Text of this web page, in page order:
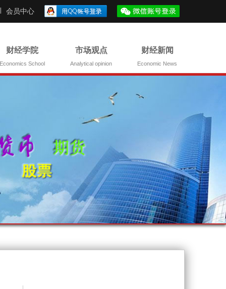
会员中心
财经学院
Economics School
市场观点
Analytical opinion
财经新闻
Economic News